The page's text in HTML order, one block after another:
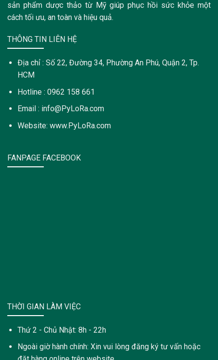
sản phẩm dược thảo từ Mỹ giúp phục hồi sức khỏe một
cách tối ưu, an toàn và hiệu quả.
THÔNG TIN LIÊN HỆ
Địa chỉ : Số 22, Đường 34, Phường An Phú, Quận 2, Tp.
HCM
Hotline : 0962 158 661
Email : info@PyLoRa.com
Website: www.PyLoRa.com
FANPAGE FACEBOOK
THỜI GIAN LÀM VIỆC
Thứ 2 - Chủ Nhật: 8h - 22h
Ngoài giờ hành chính: Xin vui lòng đăng ký tư vấn hoặc